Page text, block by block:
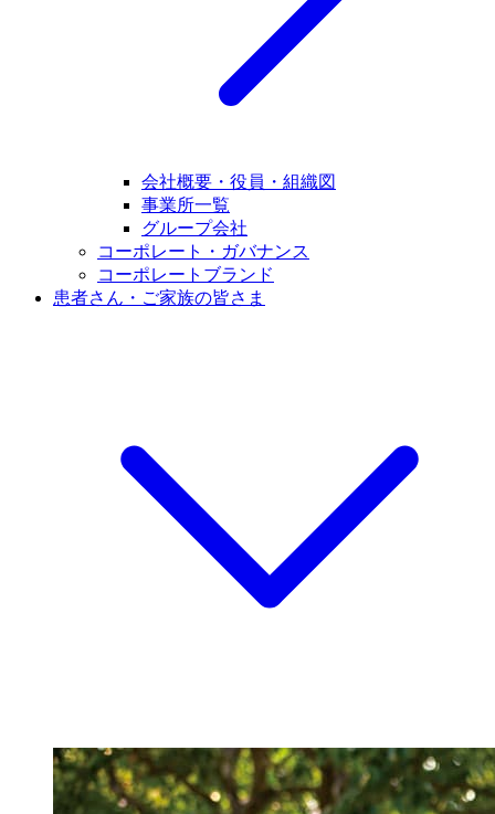
会社概要・役員・組織図
事業所一覧
グループ会社
コーポレート・ガバナンス
コーポレートブランド
患者さん・ご家族の皆さま